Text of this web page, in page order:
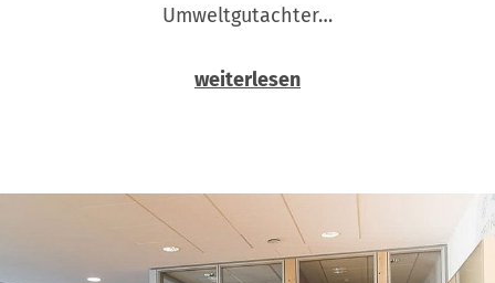
Umweltgutachter…
weiterlesen